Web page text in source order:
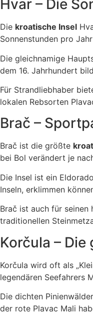
Hvar – Die
Die kroatische Insel
Sonnenstunden pro
Die gleichnamige
dem 16. Jahrhundert
Für Strandliebhaber
lokalen Rebsorten
Brač –
Brač ist die größte
bei Bol verändert je
Die Insel ist ein
Inseln, erklimmen
Brač ist auch für
traditionellen
Korčula –
Korčula wird oft als
legendären Seefahrers
Die dichten
der rote Plavac Mali